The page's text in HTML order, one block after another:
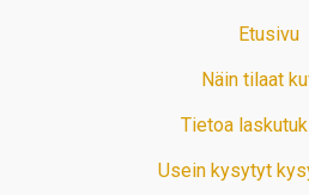
Etusivu
Näin tilaat
Tietoa
Usein kysytyt